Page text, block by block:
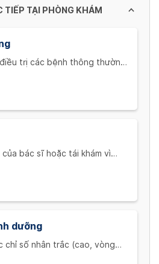
TIẾP TẠI PHÒNG KHÁM
trị các bệnh thông thường.
/ lần hoặc cho đến khi giải
bác sĩ hoặc tái khám vì
(3 ngày sau lần khám đầu
dưỡng
chỉ số nhân trắc (cao, vòng
Tiết chế dinh dưỡng